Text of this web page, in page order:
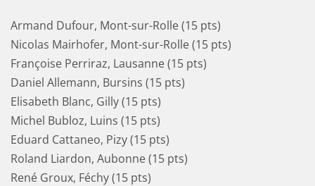
Armand Dufour, Mont-sur-Rolle (15 pts)
Nicolas Mairhofer, Mont-sur-Rolle (15 pts)
Françoise Perriraz, Lausanne (15 pts)
Daniel Allemann, Bursins (15 pts)
Elisabeth Blanc, Gilly (15 pts)
Michel Bubloz, Luins (15 pts)
Eduard Cattaneo, Pizy (15 pts)
Roland Liardon, Aubonne (15 pts)
René Groux, Féchy (15 pts)